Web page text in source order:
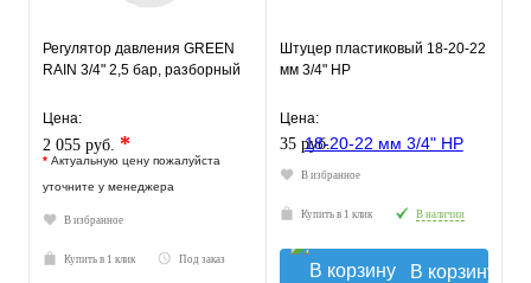
Регулятор давления GREEN
RAIN 3/4" 2,5 бар, разборный
Цена:
2 055 руб. *
* Актуальную цену пожалуйста
уточните у менеджера
В избранное
Купить в 1 клик Под заказ
Штуцер пластиковый 18-20-22
мм 3/4" НР
Цена:
35 руб.
В избранное
Купить в 1 клик В наличии
В корзину